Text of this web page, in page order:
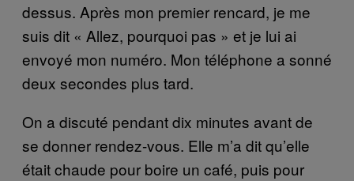
dessus. Après mon premier rencard, je me
suis dit « Allez, pourquoi pas » et je lui ai
envoyé mon numéro. Mon téléphone a sonné
deux secondes plus tard.
On a discuté pendant dix minutes avant de
se donner rendez-vous. Elle m’a dit qu’elle
était chaude pour boire un café, puis pour